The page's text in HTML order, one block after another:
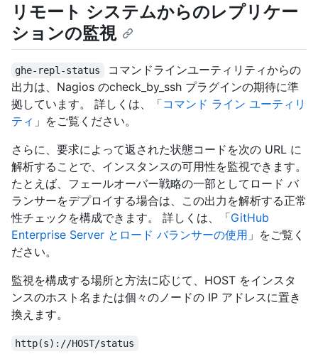
リモート システムからのレプリケー
ションの監視
ghe-repl-status
コマンドラインユーティリティからの
出力は、Nagios のcheck_by_ssh プラグインの期待に準
拠しています。 詳しくは、「コマンド ライン ユーティリ
ティ 」をご覧ください。
さらに、要求によって返された状態コードを次の URL に
解析することで、インスタンスの可用性を監視できます。
たとえば、フェールオーバー戦略の一部としてロード バ
ランサーをデプロイする場合は、この出力を解析する正常
性チェックを構成できます。 詳しくは、「GitHub
Enterprise Server とロード バランサーの使用 」をご覧く
ださい。
監視を構成する場所と方法に応じて、HOST をインスタ
ンスのホスト名または個々のノードの IP アドレスに置き
換えます。
http(s)://HOST/status